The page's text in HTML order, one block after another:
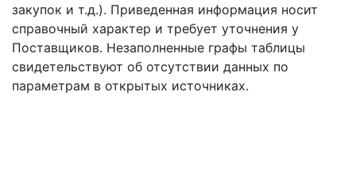
закупок и т.д.). Приведенная информация носит
справочный характер и требует уточнения у
Поставщиков. Незаполненные графы таблицы
свидетельствуют об отсутствии данных по
параметрам в открытых источниках.